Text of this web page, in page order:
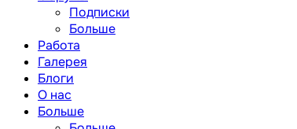
Подписки
Больше
Работа
Галерея
Блоги
О нас
Больше